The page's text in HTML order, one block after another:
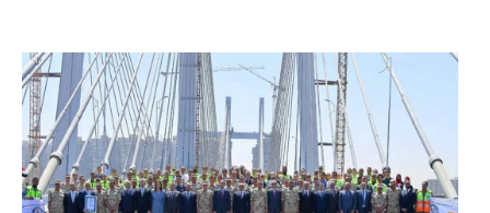
الرئيس عبد الفتاح السيسي يفتتح محور روض الفرج
وكوبري تحيا مصر